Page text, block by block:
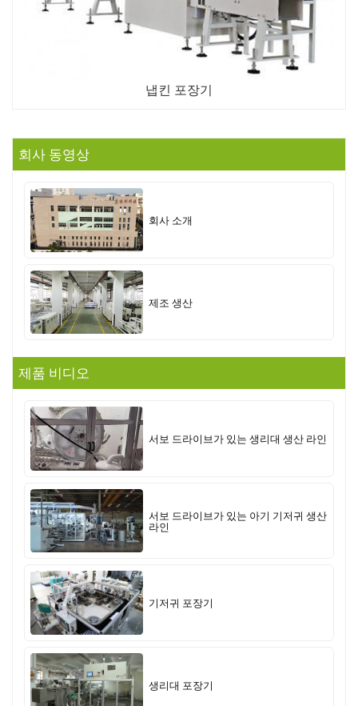
냅킨 포장기
회사 동영상
회사 소개
제조 생산
제품 비디오
서보 드라이브가 있는 생리대 생산 라인
서보 드라이브가 있는 아기 기저귀 생산
라인
기저귀 포장기
생리대 포장기